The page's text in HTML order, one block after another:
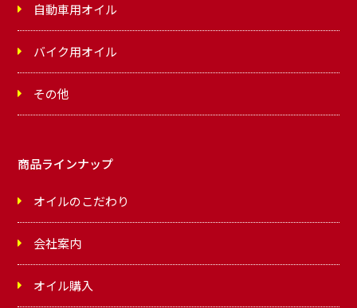
自動車用オイル
バイク用オイル
その他
商品ラインナップ
オイルのこだわり
会社案内
オイル購入